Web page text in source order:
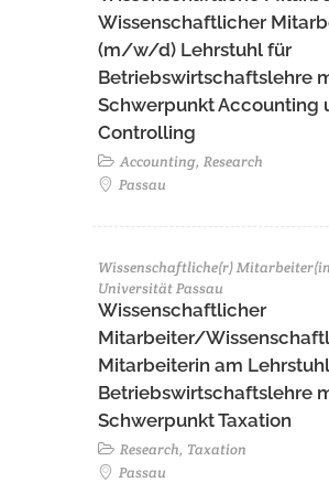
Wissenschaftlicher
(m/w/d) Lehrstuhl für
Betriebswirtschaftslehre
Schwerpunkt Accounting
Controlling
Accounting, Research
Passau
Wissenschaftliche(r)
Universität Passau
Wissenschaftlicher
Mitarbeiter/
Mitarbeiterin am
Betriebswirtschaftslehre
Schwerpunkt Taxation
Research, Taxation
Passau